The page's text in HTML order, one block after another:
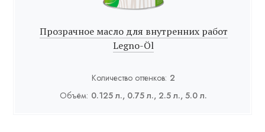
Прозрачное масло для внутренних работ
Legno-Öl
Количество оттенков: 2
Объём: 0.125 л., 0.75 л., 2.5 л., 5.0 л.